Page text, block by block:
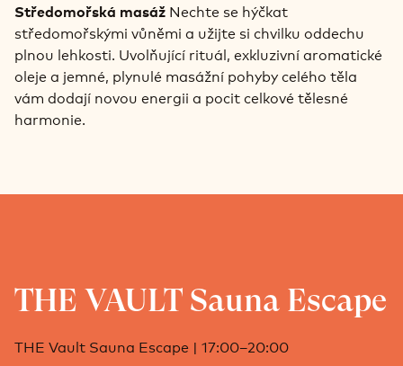
Středomořská masáž Nechte se hýčkat
středomořskými vůněmi a užijte si chvilku oddechu
plnou lehkosti. Uvolňující rituál, exkluzivní aromatické
oleje a jemné, plynulé masážní pohyby celého těla
vám dodají novou energii a pocit celkové tělesné
harmonie.
THE VAULT Sauna Escape
THE Vault Sauna Escape | 17:00–20:00